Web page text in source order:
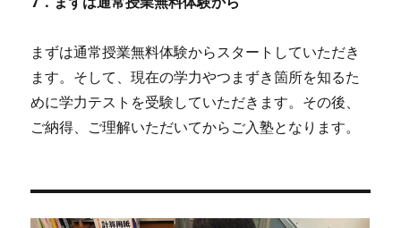
まずは通常授業無料体験からスタートしていただき
ます。そして、現在の学力やつまずき箇所を知るた
めに学力テストを受験していただきます。その後、
ご納得、ご理解いただいてからご入塾となります。